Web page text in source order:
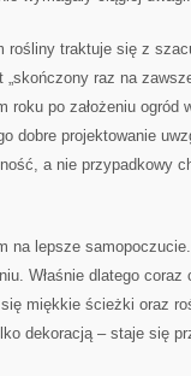
traktuje się z
raz na
roku po założeniu ogród
dobre projektowanie
a nie przypadkowy
na lepsze
Właśnie dlatego
miękkie ścieżki oraz
dekoracją – staje się